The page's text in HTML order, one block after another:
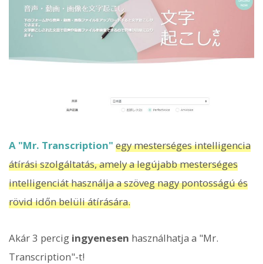
A "Mr. Transcription" egy mesterséges intelligencia
átírási szolgáltatás, amely a legújabb mesterséges
intelligenciát használja a szöveg nagy pontosságú és
rövid időn belüli átírására.
Akár 3 percig ingyenesen használhatja a "Mr.
Transcription"-t!